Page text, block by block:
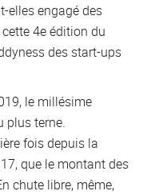
elles engagé des
4e édition du
des start-ups
le millésime
plus terne.
fois depuis la
que le montant des
chute libre, même,